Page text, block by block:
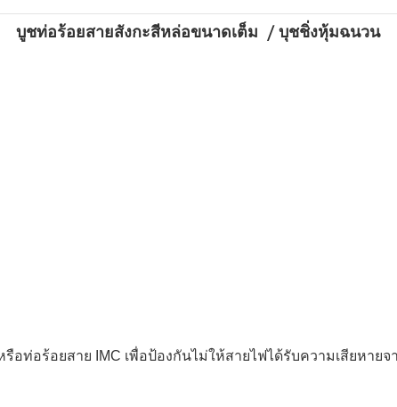
บูชท่อร้อยสายสังกะสีหล่อขนาดเต็ม / บุชชิ่งหุ้มฉนวน
อท่อร้อยสาย IMC เพื่อป้องกันไม่ให้สายไฟได้รับความเสียหา